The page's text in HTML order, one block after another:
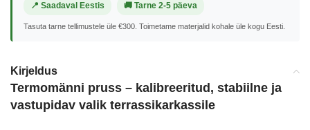
📍 Saadaval Eestis 🚚 Tarne 2-5 päeva
Tasuta tarne tellimustele üle €300. Toimetame materjalid kohale üle kogu Eesti.
Kirjeldus
Termomänni pruss – kalibreeritud, stabiilne ja
vastupidav valik terrassikarkassile